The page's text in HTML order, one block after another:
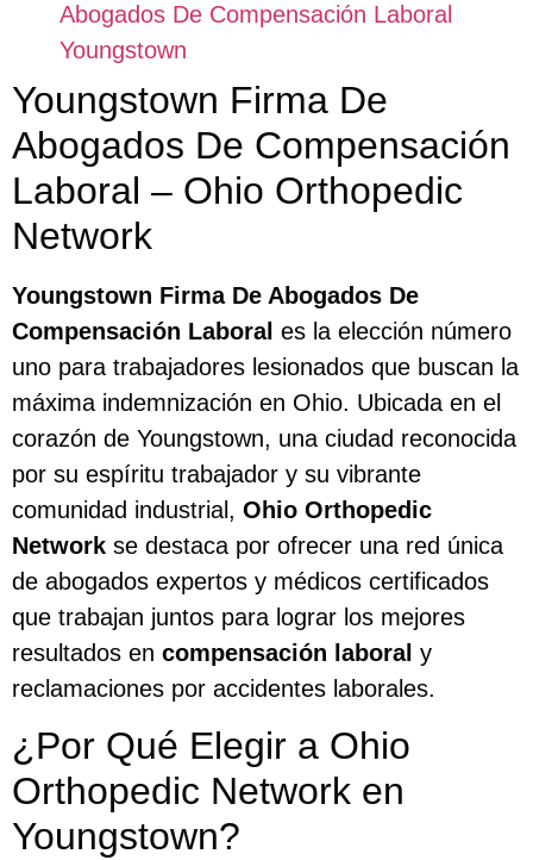
Abogados De Compensación Laboral
Youngstown
Youngstown Firma De
Abogados De Compensación
Laboral – Ohio Orthopedic
Network
Youngstown Firma De Abogados De
Compensación Laboral es la elección número
uno para trabajadores lesionados que buscan la
máxima indemnización en Ohio. Ubicada en el
corazón de Youngstown, una ciudad reconocida
por su espíritu trabajador y su vibrante
comunidad industrial, Ohio Orthopedic
Network se destaca por ofrecer una red única
de abogados expertos y médicos certificados
que trabajan juntos para lograr los mejores
resultados en compensación laboral y
reclamaciones por accidentes laborales.
¿Por Qué Elegir a Ohio
Orthopedic Network en
Youngstown?